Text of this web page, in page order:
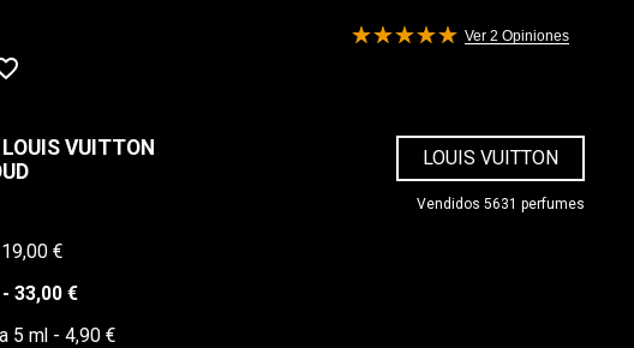
Ver 2 Opiniones
LOUIS VUITTON
LOUIS VUITTON
Vendidos 5631 perfumes
19,00 €
- 33,00 €
5 ml - 4,90 €